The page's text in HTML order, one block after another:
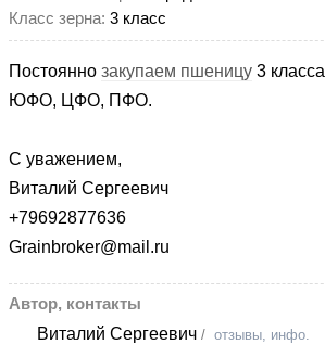
Класс зерна: 3 класс
Постоянно закупаем пшеницу 3
ЮФО, ЦФО, ПФО.
С уважением,
Виталий Сергеевич
+79692877636
Grainbroker@mail.ru
Автор, контакты
Виталий Сергеевич / отзывы, инфо.